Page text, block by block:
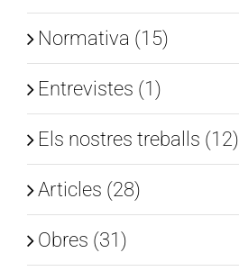
Normativa (15)
Entrevistes (1)
Els nostres treballs (12)
Articles (28)
Obres (31)